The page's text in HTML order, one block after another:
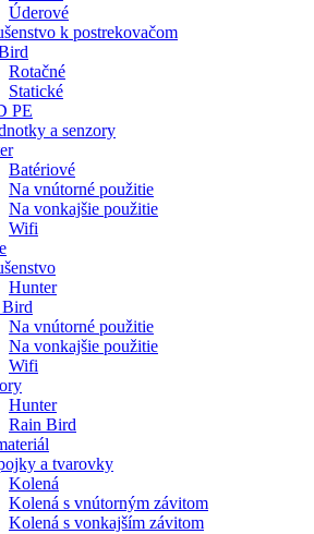
Úderové
k postrekovačom
Rotačné
Statické
PE
a senzory
Batériové
Na vnútorné použitie
Na vonkajšie použitie
Wifi
Hunter
Na vnútorné použitie
Na vonkajšie použitie
Wifi
Hunter
Rain Bird
a tvarovky
Kolená
Kolená s vnútorným závitom
Kolená s vonkajším závitom